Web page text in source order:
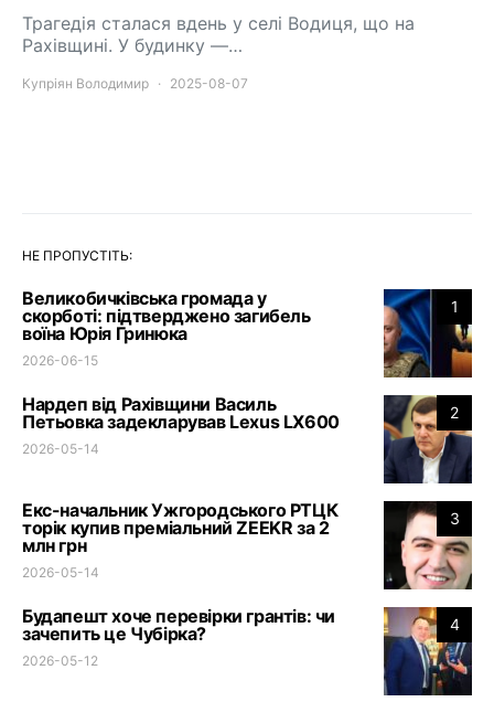
Трагедія сталася вдень у селі Водиця, що на
Рахівщині. У будинку —…
Купріян Володимир 2025-08-07
НЕ ПРОПУСТІТЬ:
1
Великобичківська громада у
скорботі: підтверджено загибель
воїна Юрія Гринюка
2026-06-15
2
Нардеп від Рахівщини Василь
Петьовка задекларував Lexus LX600
2026-05-14
3
Екс-начальник Ужгородського РТЦК
торік купив преміальний ZEEKR за 2
млн грн
2026-05-14
4
Будапешт хоче перевірки грантів: чи
зачепить це Чубірка?
2026-05-12